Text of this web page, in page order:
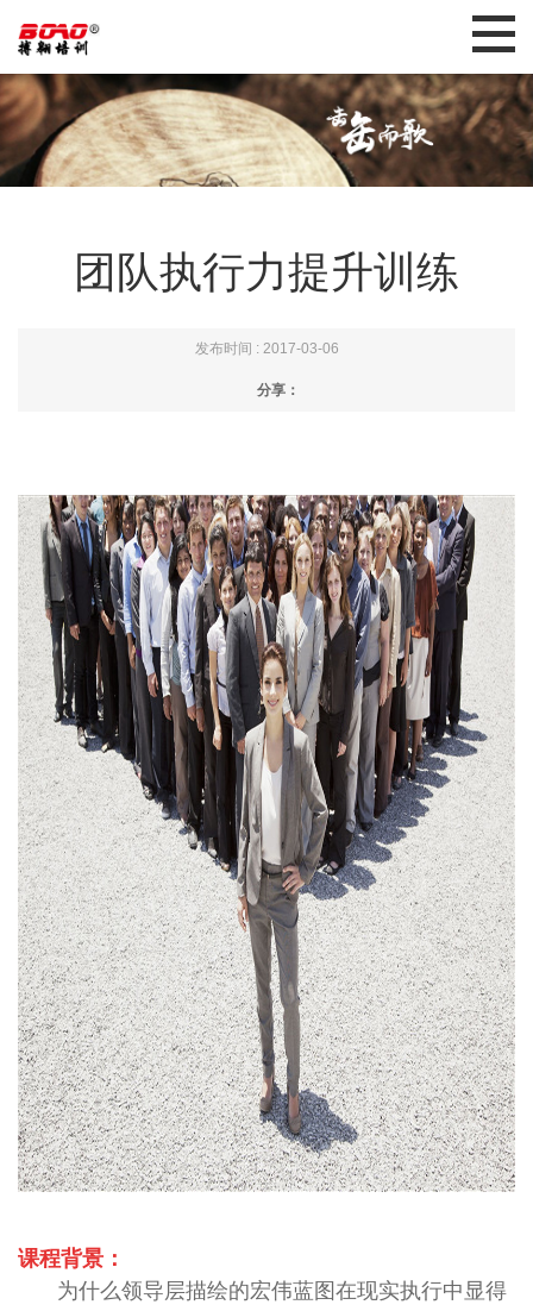
团队执行力提升训练
发布时间 : 2017-03-06
分享：
课程背景：
为什么领导层描绘的宏伟蓝图在现实执行中显得